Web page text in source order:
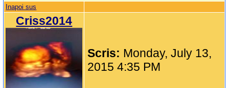
Inapoi sus
Criss2014
Scris: Monday, July 13,
2015 4:35 PM